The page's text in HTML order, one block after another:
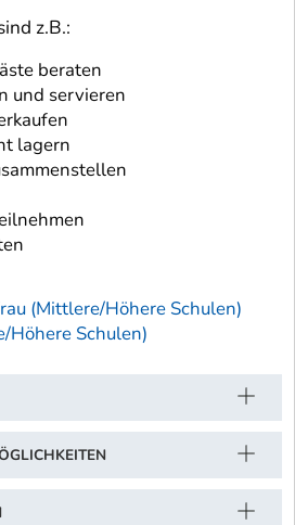
z.B.:
beraten
und servieren
lagern
(Mittlere/Höhere Schulen)
Schulen)